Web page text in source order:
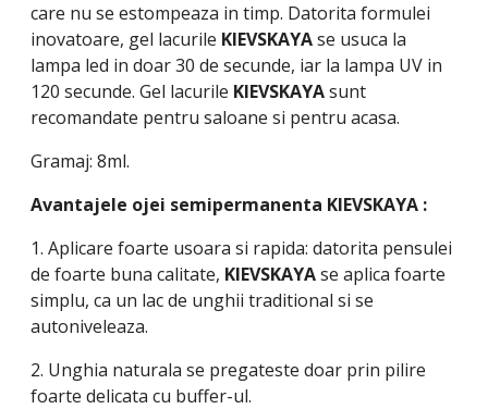
care nu se estompeaza in timp. Datorita formulei
inovatoare, gel lacurile KIEVSKAYAse usuca la
lampa led in doar 30 de secunde, iar la lampa UV in
120 secunde. Gel lacurile KIEVSKAYAsunt
recomandate pentru saloane si pentru acasa.
Gramaj: 8ml.
Avantajele ojei semipermanenta KIEVSKAYA :
1. Aplicare foarte usoara si rapida: datorita pensulei
de foarte buna calitate, KIEVSKAYAse aplica foarte
simplu, ca un lac de unghii traditional si se
autoniveleaza.
2. Unghia naturala se pregateste doar prin pilire
foarte delicata cu buffer-ul.